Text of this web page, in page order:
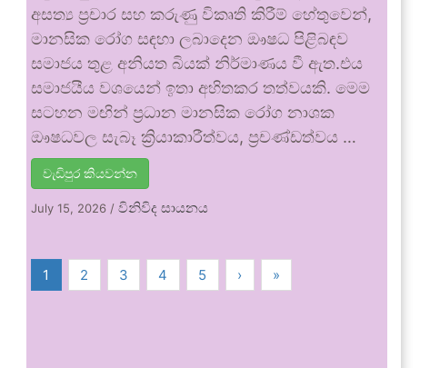
අසත්‍ය ප්‍රචාර සහ කරුණු විකෘති කිරීම් හේතුවෙන්,
මානසික රෝග සඳහා ලබාදෙන ඖෂධ පිළිබඳව
සමාජය තුළ අනියත බියක් නිර්මාණය වී ඇත.එය
සමාජයීය වශයෙන් ඉතා අහිතකර තත්වයකි. මෙම
සටහන මඟින් ප්‍රධාන මානසික රෝග නාශක
ඖෂධවල සැබෑ ක්‍රියාකාරීත්වය, ප්‍රචණ්ඩත්වය …
වැඩිපුර කියවන්න
July 15, 2026 /විනිවිද සායනය
1 2 3 4 5 › »